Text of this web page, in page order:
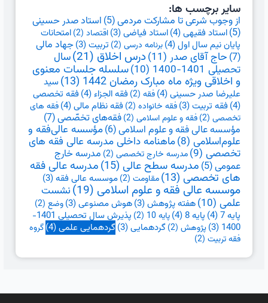
سایر برچسب ها:
از وجوب شرعی تا مشارکت مردمی(5)
استاد صدر حسینی
(5)
استاد فقیهی(4) استاد فیاضی(3) اقتصاد (2)
امتحانات
پایان نیم سال اول(4) برنامه درسی (2) تربیت(3)
جهاد مالی
(7)
حاج آقای صدر (11) درس اخلاق (21) سال
تحصیلی 1401-1400 (10) سلسله جلسات معنوی
و اخلاقی ویژه ماه مبارک رمضان 1442 (13)
سید
علیرضا صدر حسینی(4) فقه (2) فقه الجزاء(4)
فقه تخصصی
(4)
فقه تربیت(3) فقه خانواده (2) فقه نظام مالی(4)
فقه های
تخصصی (2) فقه و علوم اسلامی (2) فقه‌های تخصّصی(7)
مؤسسه عالی فقه و علوم اسلامی(6) مؤسسه عالی‌فقه و
علوم‌اسلامی (8) ماهنامه داخلی مدرسه عالی فقه های
تخصصی (9) مدرسه خارج تخصصی (2)
مدرسه خارج
عمومی(5) مدرسه سطح عالی (15) مدرسه عالی فقه
های تخصصی (13) مقاومت (2) موسسه عالی فقه(3)
موسسه عالی فقه و علوم اسلامی (19) نشست
علمی (10) هفته پژوهش(3) هوش مصنوعی(3) وضع (2)
پایه 7 (4) پایه 8 (4) پایه 10 (2)
پذیرش سال تحصیلی 1401-
1400
(3) پژوهش (2) گردهمایی(3) گردهمایی علمی(4)
گروه
فقه تربیت (2)